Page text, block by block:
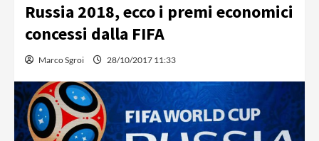
Russia 2018, ecco i premi economici
concessi dalla FIFA
Marco Sgroi 28/10/2017 11:33